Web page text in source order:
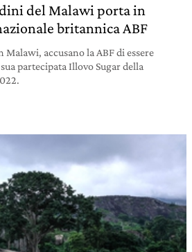
del Malawi porta in
britannica ABF
accusano la ABF di essere
partecipata Illovo Sugar della